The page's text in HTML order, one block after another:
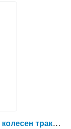
Силоотводен вал H404150220010 за колесен трактор Fendt 414 Vario